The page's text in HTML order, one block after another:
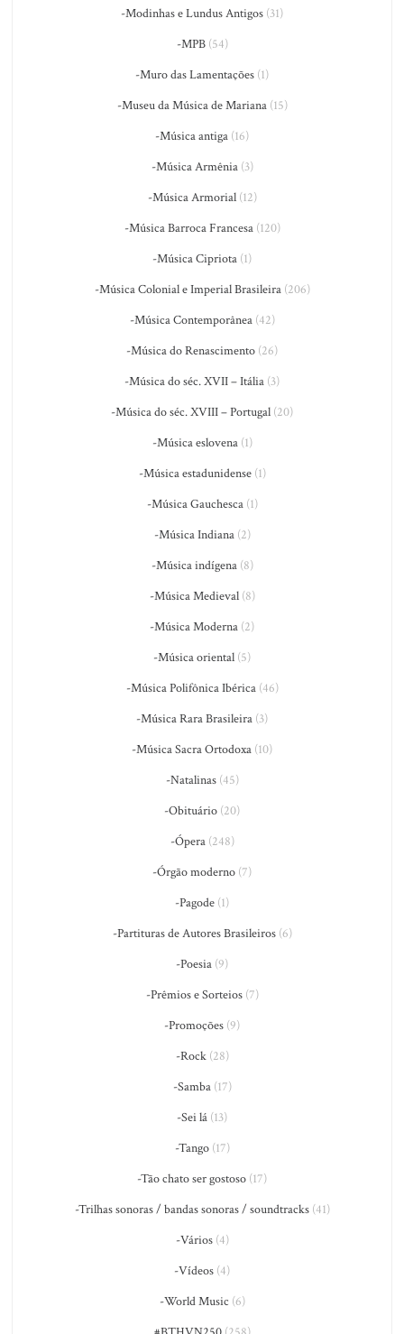
-Modinhas e Lundus Antigos (31)
-MPB(54)
-Muro das Lamentações (1)
-Museu da Música de Mariana(15)
-Música antiga (16)
-Música Armênia(3)
-Música Armorial(12)
-Música Barroca Francesa(120)
-Música Cipriota (1)
-Música Colonial e Imperial Brasileira(206)
-Música Contemporânea(42)
-Música do Renascimento (26)
-Música do séc. XVII – Itália (3)
-Música do séc. XVIII – Portugal (20)
-Música eslovena(1)
-Música estadunidense(1)
-Música Gauchesca(1)
-Música Indiana(2)
-Música indígena(8)
-Música Medieval(8)
-Música Moderna (2)
-Música oriental (5)
-Música Polifônica Ibérica(46)
-Música Rara Brasileira (3)
-Música Sacra Ortodoxa (10)
-Natalinas(45)
-Obituário (20)
-Ópera(248)
-Órgão moderno (7)
-Pagode (1)
-Partituras de Autores Brasileiros(6)
-Poesia (9)
-Prêmios e Sorteios(7)
-Promoções (9)
-Rock(28)
-Samba(17)
-Sei lá (13)
-Tango(17)
-Tão chato ser gostoso (17)
-Trilhas sonoras / bandas sonoras / soundtracks(41)
-Vários(4)
-Vídeos (4)
-World Music (6)